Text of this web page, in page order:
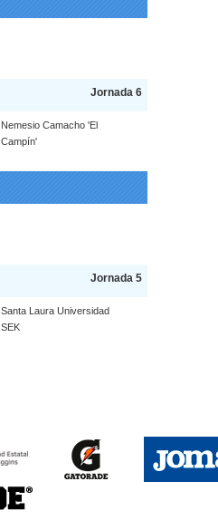
Jornada 6
Nemesio Camacho 'El
Campín'
Jornada 5
Santa Laura Universidad
SEK